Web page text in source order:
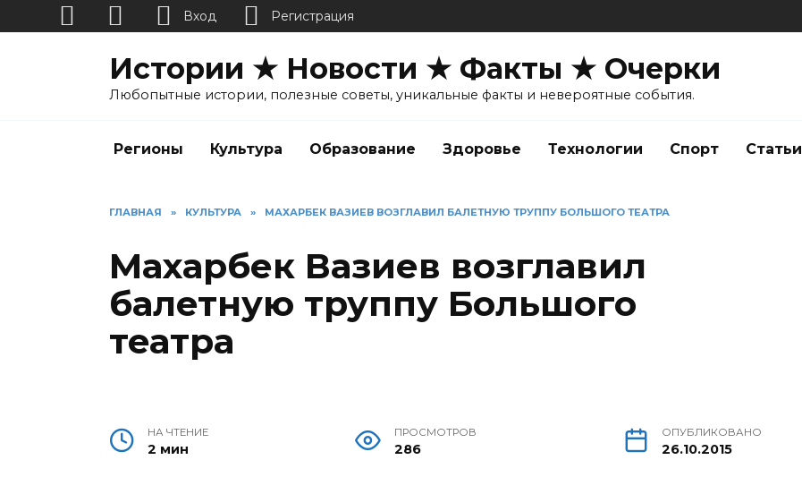
Истории ★ Новости ★ Факты ★ Очерки
Любопытные истории, полезные советы, уникальные факты и невероятные события.
Регионы Культура Образование Здоровье Технологии Спорт Статьи
ГЛАВНАЯ » КУЛЬТУРА » МАХАРБЕК ВАЗИЕВ ВОЗГЛАВИЛ БАЛЕТНУЮ ТРУППУ БОЛЬШОГО ТЕАТРА
Махарбек Вазиев возглавил
балетную труппу Большого
театра
НА ЧТЕНИЕ
2 мин
ПРОСМОТРОВ
286
ОПУБЛИКОВАНО
26.10.2015
Вход Регистрация